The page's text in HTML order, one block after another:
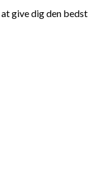
give dig den bedst